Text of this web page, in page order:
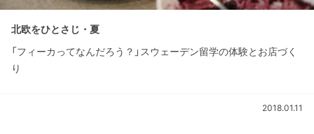
北欧をひとさじ・夏
「フィーカってなんだろう？」スウェーデン留学の体験とお店づく
り
2018.01.11